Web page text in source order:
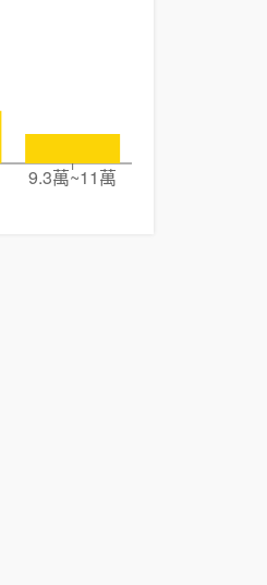
9.3萬~11萬